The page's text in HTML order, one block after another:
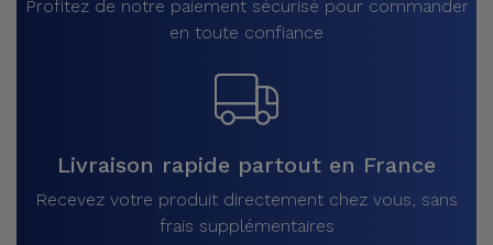
Profitez de notre paiement sécurisé pour commander
en toute confiance
Livraison rapide partout en France
Recevez votre produit directement chez vous, sans
frais supplémentaires